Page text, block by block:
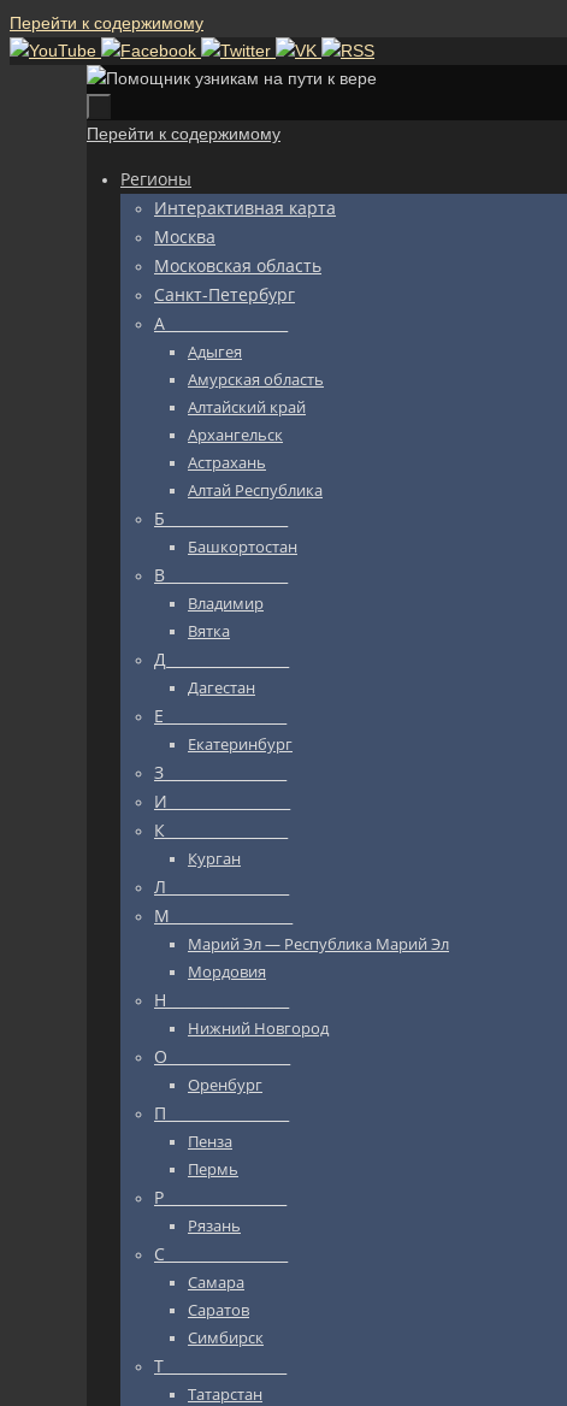
Перейти к содержимому
Перейти к содержимому
Регионы
Интерактивная карта
Москва
Московская область
Санкт-Петербург
А_________________
Адыгея
Амурская область
Алтайский край
Архангельск
Астрахань
Алтай Республика
Б_________________
Башкортостан
В_________________
Владимир
Вятка
Д_________________
Дагестан
Е_________________
Екатеринбург
З_________________
И_________________
К_________________
Курган
Л_________________
М_________________
Марий Эл — Республика Марий Эл
Мордовия
Н_________________
Нижний Новгород
О_________________
Оренбург
П_________________
Пенза
Пермь
Р_________________
Рязань
С_________________
Самара
Саратов
Симбирск
Т_________________
Татарстан